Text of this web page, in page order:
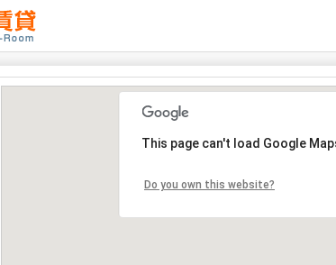
This page can't load Google
Do you own this website?